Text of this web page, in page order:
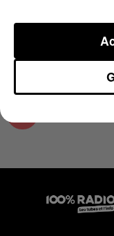
Podcasts infos de